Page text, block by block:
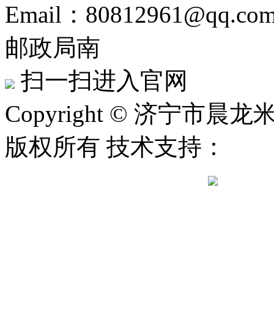
Email：
邮政局南
扫一扫进入官网
Copyright © 济宁市晨龙
版权所有 技术支持：